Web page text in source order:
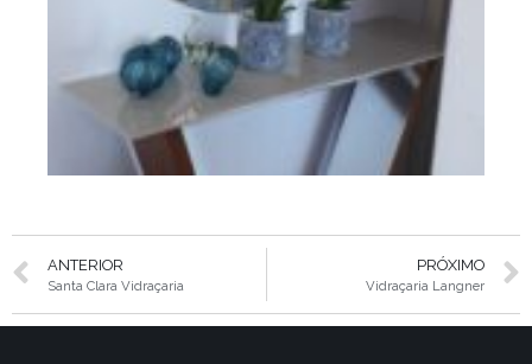
ANTERIOR
Santa Clara Vidraçaria
PRÓXIMO
Vidraçaria Langner